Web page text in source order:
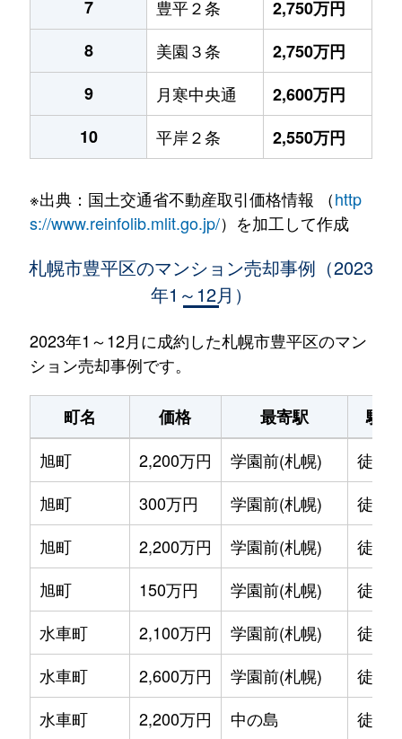
7 豊平２条
2,750万円
8
美園３条
2,750万円
9
月寒中央通
2,600万円
10
平岸２条 2,550万円
※出典：国土交通省不動産取引価格情報 （http
s://www.reinfolib.mlit.go.jp/）を加工して作成
札幌市豊平区のマンション売却事例（2023
年1～12月）
2023年1～12月に成約した札幌市豊平区のマン
ション売却事例です。
町名 価格 最寄駅
駅
旭町
2,200万円 学園前(札幌)
徒歩
旭町
300万円 学園前(札幌)
徒歩
旭町
2,200万円 学園前(札幌)
徒歩
旭町
150万円 学園前(札幌)
徒歩
水車町
2,100万円 学園前(札幌)
徒歩
水車町
2,600万円 学園前(札幌)
徒歩
水車町
2,200万円 中の島
徒歩